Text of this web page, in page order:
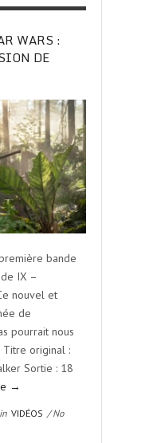
WARS :
DE
bande
IX –
nouvel et
de
pourrait nous
Titre original :
Sortie : 18
→
in VIDÉOS / No